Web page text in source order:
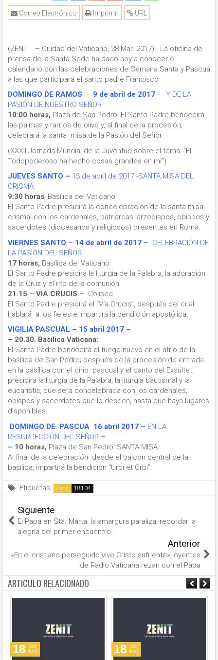
URL
Imprimir
Correo Electrónico
(ZENIT . – Ciudad del Vaticano, 28 Mar. 2017).- La oficina de
prensa de la Santa Sede ha dado hoy a conocer el
calendario con las celebraciones de Semana Santa y Pascua
a las que participará el santo padre Francisco
DOMINGO DE RAMOS – 9 de abril de 2017 – Y DE LA
PASIÓN DE NUESTRO SEÑOR
10:00 horas, Plaza de San Pedro: El Santo Padre bendecirá
las palmas y ramos de olivo y, al final de la procesión,
celebrará la santa misa de la Pasión del Señor.
(XXXII Jornada Mundial de la Juventud sobre el tema: “El
Todopoderoso ha hecho cosas grandes en mí”)..
JUEVES SANTO – 13 de abril de 2017 -SANTA MISA DEL
CRISMA
9:30 horas, Basílica del Vaticano:
El Santo Padre presidirá la concelebración de la santa misa
crismal con los cardenales, patriarcas, arzobispos, obispos y
sacerdotes (diocesanos y religiosos) presentes en Roma.
VIERNES SANTO – 14 de abril de 2017 – CELEBRACIÓN DE
LA PASIÓN DEL SEÑOR
17 horas, Basílica del Vaticano:
El Santo Padre presidirá la liturgia de la Palabra, la adoración
de la Cruz y el rito de la comunión.
21.15 – VIA CRUCIS – Coliseo
El Santo Padre presidirá el “Vía Crucis”, después del cual
hablará a los fieles e impartirá la bendición apostólica.
VIGILIA PASCUAL – 15 abril 2017 –
– 20.30. Basílica Vaticana:
El Santo Padre bendecirá el fuego nuevo en el atrio de la
basílica de San Pedro; después de la procesión de entrada
en la basílica con el cirio pascual y el canto del Exsultet,
presidirá la liturgia de la Palabra, la liturgia bautismal y la
eucaristía, que será concelebrada con los cardenales,
obispos y sacerdotes que lo deseen, hasta que haya lugares
disponibles.
DOMINGO DE PASCUA 16 abril 2017 – EN LA
RESURRECCIÓN DEL SEÑOR –
– 10 horas, Plaza de San Pedro: SANTA MISA
Al final de la celebración desde el balcón central de la
basílica, impartirá la bendición “Urbi et Orbi”.
Etiquetas: Zenit
Siguiente
El Papa en Sta. Marta: la amargura paraliza, recordar la
alegría del primer encuentro
Anterior
«En el cristiano perseguido vive Cristo sufriente», oyentes
de Radio Vaticana rezan con el Papa
ARTICULO RELACIONADO
18 Abr
2022 18 Abr
2022